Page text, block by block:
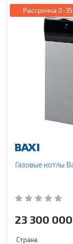
Рассрочка 0-
Газовые котлы
23 300
Страна